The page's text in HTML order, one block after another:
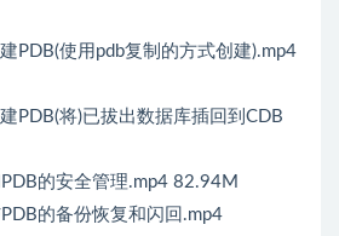
PDB(使用pdb复制的方式创建).mp4
PDB(将)已拔出数据库插回到CDB
的安全管理.mp4 82.94M
的备份恢复和闪回.mp4